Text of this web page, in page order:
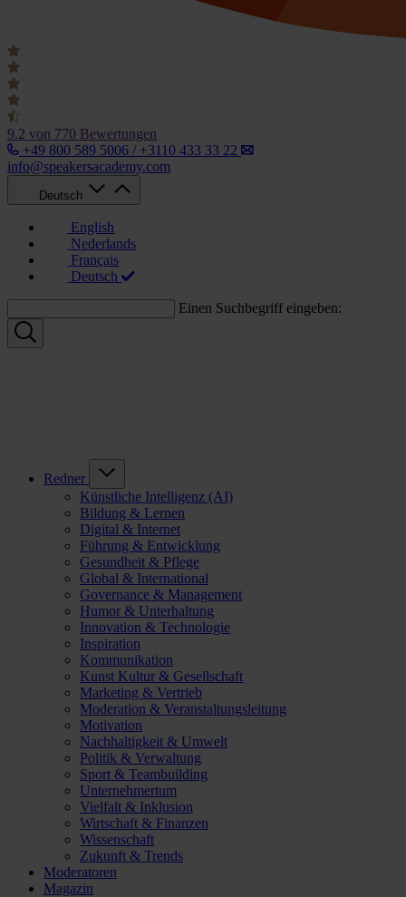
9.2 von 770 Bewertungen
+49 800 589 5006 / +3110 433 33 22
info@speakersacademy.com
Deutsch
English
Nederlands
Français
Deutsch
Einen Suchbegriff eingeben:
Redner
Künstliche Intelligenz (AI)
Bildung & Lernen
Digital & Internet
Führung & Entwicklung
Gesundheit & Pflege
Global & International
Governance & Management
Humor & Unterhaltung
Innovation & Technologie
Inspiration
Kommunikation
Kunst Kultur & Gesellschaft
Marketing & Vertrieb
Moderation & Veranstaltungsleitung
Motivation
Nachhaltigkeit & Umwelt
Politik & Verwaltung
Sport & Teambuilding
Unternehmertum
Vielfalt & Inklusion
Wirtschaft & Finanzen
Wissenschaft
Zukunft & Trends
Moderatoren
Magazin